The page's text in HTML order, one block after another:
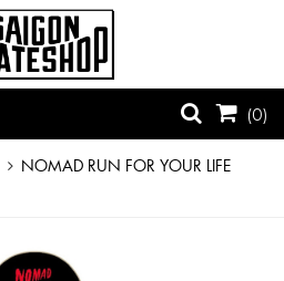
(0)
NOMAD RUN FOR YOUR LIFE